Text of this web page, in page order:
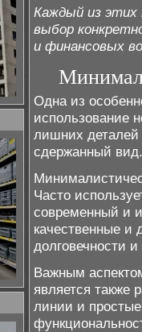
Каждый из этих
выбор
и финансовых
Одна из
использование
лишних деталей
сдержанный вид.
Часто
современный и
качественные и
долговечности
Важным
является также
линии и